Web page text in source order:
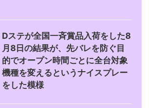
Dステが全国一斉賞品入荷をした8
月8日の結果が、先バレを防ぐ目
的でオープン時間ごとに全台対象
機種を変えるというナイスプレー
をした模様